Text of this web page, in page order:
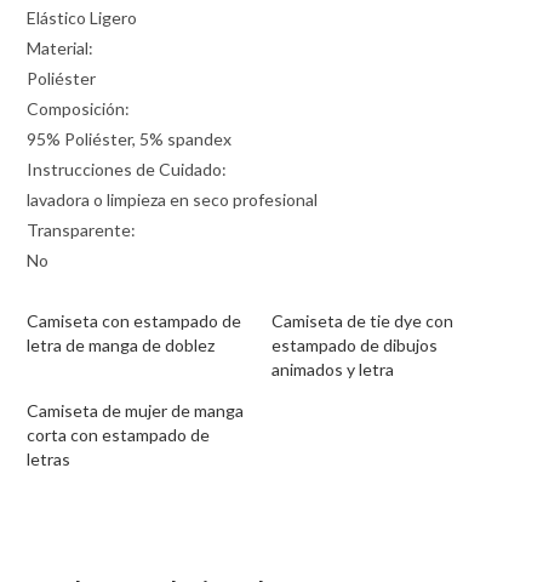
Elástico Ligero
Material:
Poliéster
Composición:
95% Poliéster, 5% spandex
Instrucciones de Cuidado:
lavadora o limpieza en seco profesional
Transparente:
No
Camiseta con estampado de
letra de manga de doblez
Camiseta de tie dye con
estampado de dibujos
animados y letra
Camiseta de mujer de manga
corta con estampado de
letras